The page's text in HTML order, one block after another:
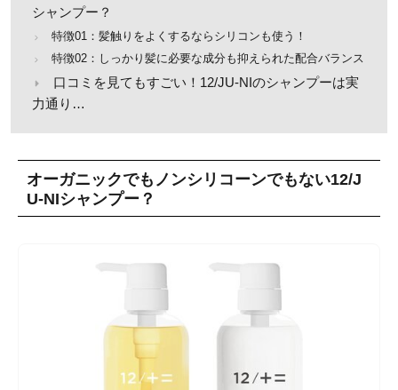
シャンプー？
特徴01：髪触りをよくするならシリコンも使う！
特徴02：しっかり髪に必要な成分も抑えられた配合バランス
口コミを見てもすごい！12/JU-NIのシャンプーは実
力通り…
オーガニックでもノンシリコーンでもない12/J
U-NIシャンプー？